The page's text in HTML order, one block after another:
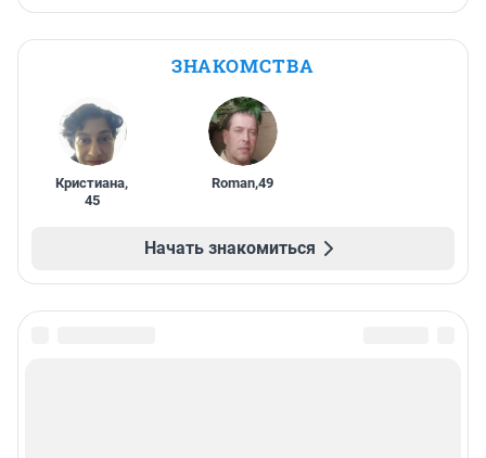
ЗНАКОМСТВА
Кристиана,
45
Roman,49
Начать знакомиться